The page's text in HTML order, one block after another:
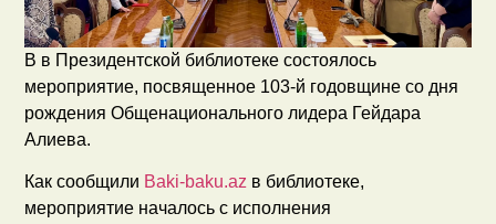
В в Президентской библиотеке состоялось
мероприятие, посвященное 103-й годовщине со дня
рождения Общенационального лидера Гейдара
Алиева.
Как сообщили Baki-baku.az в библиотеке,
мероприятие началось с исполнения